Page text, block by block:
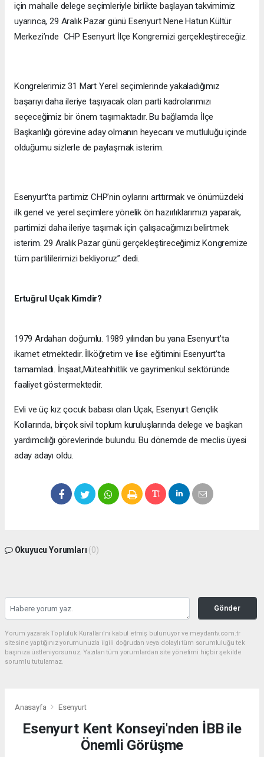
için mahalle delege seçimleriyle birlikte başlayan takvimimiz
uyarınca, 29 Aralık Pazar günü Esenyurt Nene Hatun Kültür
Merkezi’nde CHP Esenyurt İlçe Kongremizi gerçekleştireceğiz.
Kongrelerimiz 31 Mart Yerel seçimlerinde yakaladığımız
başarıyı daha ileriye taşıyacak olan parti kadrolarımızı
seçeceğimiz bir önem taşımaktadır. Bu bağlamda İlçe
Başkanlığı görevine aday olmanın heyecanı ve mutluluğu içinde
olduğumu sizlerle de paylaşmak isterim.
Esenyurt’ta partimiz CHP’nin oylarını arttırmak ve önümüzdeki
ilk genel ve yerel seçimlere yönelik ön hazırlıklarımızı yaparak,
partimizi daha ileriye taşımak için çalışacağımızı belirtmek
isterim. 29 Aralık Pazar günü gerçekleştireceğimiz Kongremize
tüm partililerimizi bekliyoruz” dedi.
Ertuğrul Uçak Kimdir?
1979 Ardahan doğumlu. 1989 yılından bu yana Esenyurt’ta
ikamet etmektedir. İlköğretim ve lise eğitimini Esenyurt’ta
tamamladı. İnşaat,Müteahhitlik ve gayrimenkul sektöründe
faaliyet göstermektedir.
Evli ve üç kız çocuk babası olan Uçak, Esenyurt Gençlik
Kollarında, birçok sivil toplum kuruluşlarında delege ve başkan
yardımcılığı görevlerinde bulundu. Bu dönemde de meclis üyesi
aday adayı oldu.
Okuyucu Yorumları (0)
Gönder
Yorum yazarak Topluluk Kuralları’nı kabul etmiş bulunuyor ve meydantv.com.tr
sitesine yaptığınız yorumunuzla ilgili doğrudan veya dolaylı tüm sorumluluğu tek
başınıza üstleniyorsunuz. Yazılan tüm yorumlardan site yönetimi hiçbir şekilde
sorumlu tutulamaz.
Anasayfa Esenyurt
Esenyurt Kent Konseyi'nden İBB ile
Önemli Görüşme